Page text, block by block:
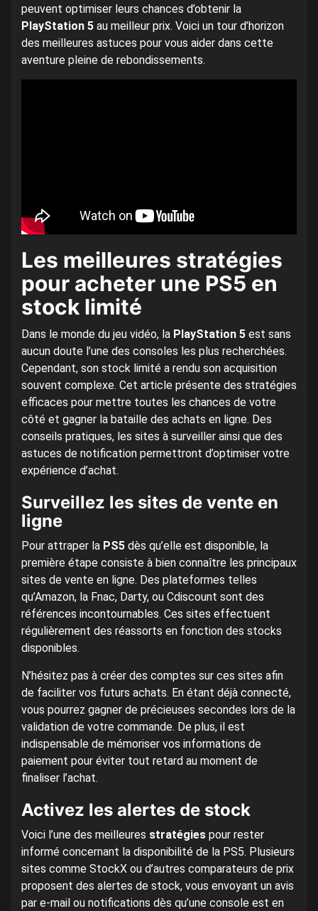
peuvent optimiser leurs chances d’obtenir la
PlayStation 5 au meilleur prix. Voici un tour d’horizon
des meilleures astuces pour vous aider dans cette
aventure pleine de rebondissements.
Les meilleures stratégies
pour acheter une PS5 en
stock limité
Dans le monde du jeu vidéo, la PlayStation 5 est sans
aucun doute l’une des consoles les plus recherchées.
Cependant, son stock limité a rendu son acquisition
souvent complexe. Cet article présente des stratégies
efficaces pour mettre toutes les chances de votre
côté et gagner la bataille des achats en ligne. Des
conseils pratiques, les sites à surveiller ainsi que des
astuces de notification permettront d’optimiser votre
expérience d’achat.
Surveillez les sites de vente en
ligne
Pour attraper la PS5 dès qu’elle est disponible, la
première étape consiste à bien connaître les principaux
sites de vente en ligne. Des plateformes telles
qu’Amazon, la Fnac, Darty, ou Cdiscount sont des
références incontournables. Ces sites effectuent
régulièrement des réassorts en fonction des stocks
disponibles.
N’hésitez pas à créer des comptes sur ces sites afin
de faciliter vos futurs achats. En étant déjà connecté,
vous pourrez gagner de précieuses secondes lors de la
validation de votre commande. De plus, il est
indispensable de mémoriser vos informations de
paiement pour éviter tout retard au moment de
finaliser l’achat.
Activez les alertes de stock
Voici l’une des meilleures stratégies pour rester
informé concernant la disponibilité de la PS5. Plusieurs
sites comme StockX ou d’autres comparateurs de prix
proposent des alertes de stock, vous envoyant un avis
par e-mail ou notifications dès qu’une console est en